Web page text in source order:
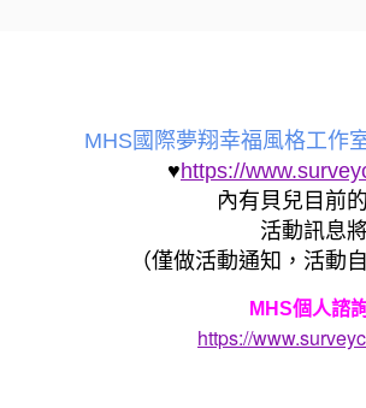
MHS國際夢翔幸福風格工作
♥https://
內有貝兒目前
活動訊息
（僅做活動通知，活動
MHS個人諮
https://